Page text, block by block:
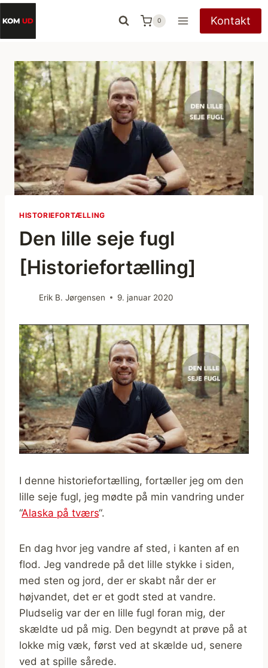
Fortsæt
til
indhold
0 Kontakt
HISTORIEFORTÆLLING
Den lille seje fugl
[Historiefortælling]
Erik B. Jørgensen 9. januar 2020
I denne historiefortælling, fortæller jeg om den
lille seje fugl, jeg mødte på min vandring under
“Alaska på tværs“.
En dag hvor jeg vandre af sted, i kanten af en
flod. Jeg vandrede på det lille stykke i siden,
med sten og jord, der er skabt når der er
højvandet, det er et godt sted at vandre.
Pludselig var der en lille fugl foran mig, der
skældte ud på mig. Den begyndt at prøve på at
lokke mig væk, først ved at skælde ud, senere
ved at spille sårede.